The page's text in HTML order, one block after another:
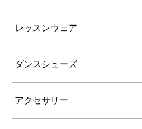
レッスンウェア
ダンスシューズ
アクセサリー